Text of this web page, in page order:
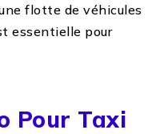
flotte de véhicules
essentielle pour
Pour Taxi